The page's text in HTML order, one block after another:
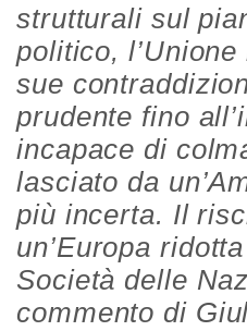
strutturali sul
politico,
sue
prudente fino
incapace di
lasciato da
più incerta. Il
un’Europa
Società delle
commento di